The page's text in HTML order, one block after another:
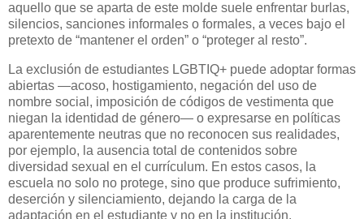
aquello que se aparta de este molde suele enfrentar burlas,
silencios, sanciones informales o formales, a veces bajo el
pretexto de “mantener el orden” o “proteger al resto”.
La exclusión de estudiantes LGBTIQ+ puede adoptar formas
abiertas —acoso, hostigamiento, negación del uso de
nombre social, imposición de códigos de vestimenta que
niegan la identidad de género— o expresarse en políticas
aparentemente neutras que no reconocen sus realidades,
por ejemplo, la ausencia total de contenidos sobre
diversidad sexual en el currículum. En estos casos, la
escuela no solo no protege, sino que produce sufrimiento,
deserción y silenciamiento, dejando la carga de la
adaptación en el estudiante y no en la institución.